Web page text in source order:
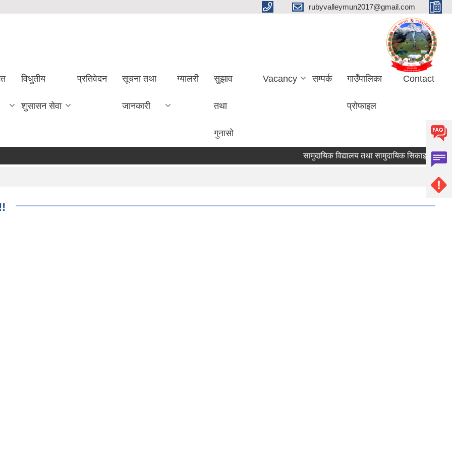
rubyvalleymun2017@gmail.com
विधुतीय
शुसासन सेवा
प्रतिवेदन सूचना तथा
जानकारी
ग्यालरी सुझाव
तथा
गुनासो
Vacancy सम्पर्क गाउँपालिका
प्रोफाइल
Contact
सामुदायिक विद्यालय तथा सामुदायिक सिकाइ